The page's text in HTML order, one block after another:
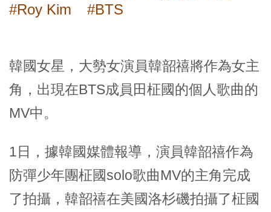
#Roy Kim
#BTS
韓國女星，大勢女演員韓韶禧將作為女主
角，出現在BTS成員田柾國的個人歌曲的
MV中。
1日，據韓國媒體報導，演員韓韶禧作為
防彈少年團柾國solo歌曲MV的主角完成
了拍攝，韓韶禧在美國洛杉磯拍攝了柾國